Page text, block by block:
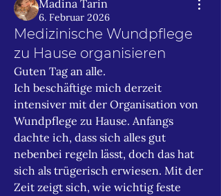
Madina Tarin
6. Februar 2026
Medizinische Wundpflege
zu Hause organisieren
Guten Tag an alle.
Ich beschäftige mich derzeit
intensiver mit der Organisation von
Wundpflege zu Hause. Anfangs
dachte ich, dass sich alles gut
nebenbei regeln lässt, doch das hat
sich als trügerisch erwiesen. Mit der
Zeit zeigt sich, wie wichtig feste